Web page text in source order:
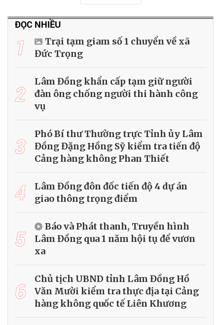
ĐỌC NHIỀU
1
Trại tạm giam số 1 chuyển về xã
Đức Trọng
2
Lâm Đồng khẩn cấp tạm giữ người
đàn ông chống người thi hành công
vụ
3
Phó Bí thư Thường trực Tỉnh ủy Lâm
Đồng Đặng Hồng Sỹ kiểm tra tiến độ
Cảng hàng không Phan Thiết
4
Lâm Đồng đôn đốc tiến độ 4 dự án
giao thông trọng điểm
5
Báo và Phát thanh, Truyền hình
Lâm Đồng qua 1 năm hội tụ để vươn
xa
6
Chủ tịch UBND tỉnh Lâm Đồng Hồ
Văn Mười kiểm tra thực địa tại Cảng
hàng không quốc tế Liên Khương